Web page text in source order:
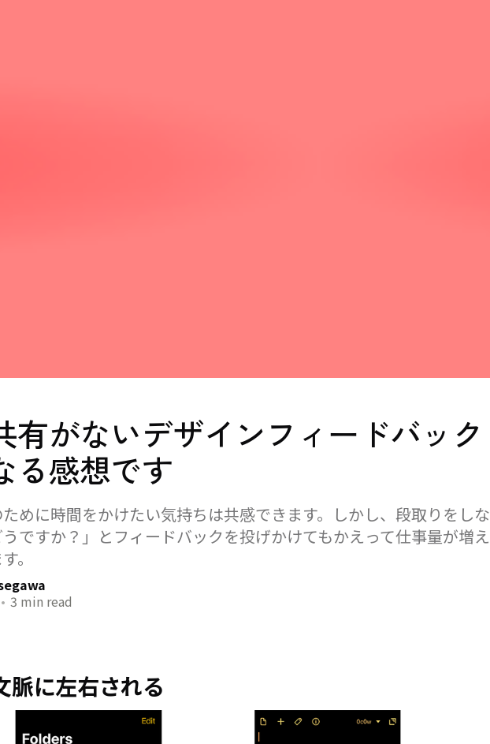
有がないデザインフィードバック
る感想です
めに時間をかけたい気持ちは共感できます。しかし、段取りをしな
ですか？」とフィードバックを投げかけてもかえって仕事量が増え
。
• 3 min read
脈に左右される